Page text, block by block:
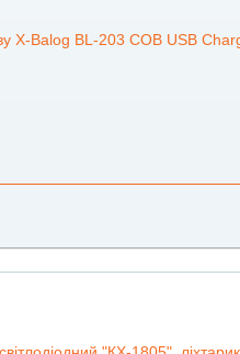
X-Balog BL-203 COB USB